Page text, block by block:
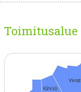
Toimitusalue